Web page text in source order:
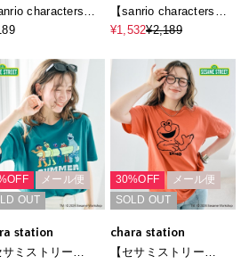
characters】
ロールプリント
ラクターズ》
【sanrio characters】
パティ＆ジミープリン
オキャラクターズ》
¥1,532¥2,189
メール便
OUT
station
サミストリー
30%OFF
メール便
SOLD OUT
chara station
【セサミストリー